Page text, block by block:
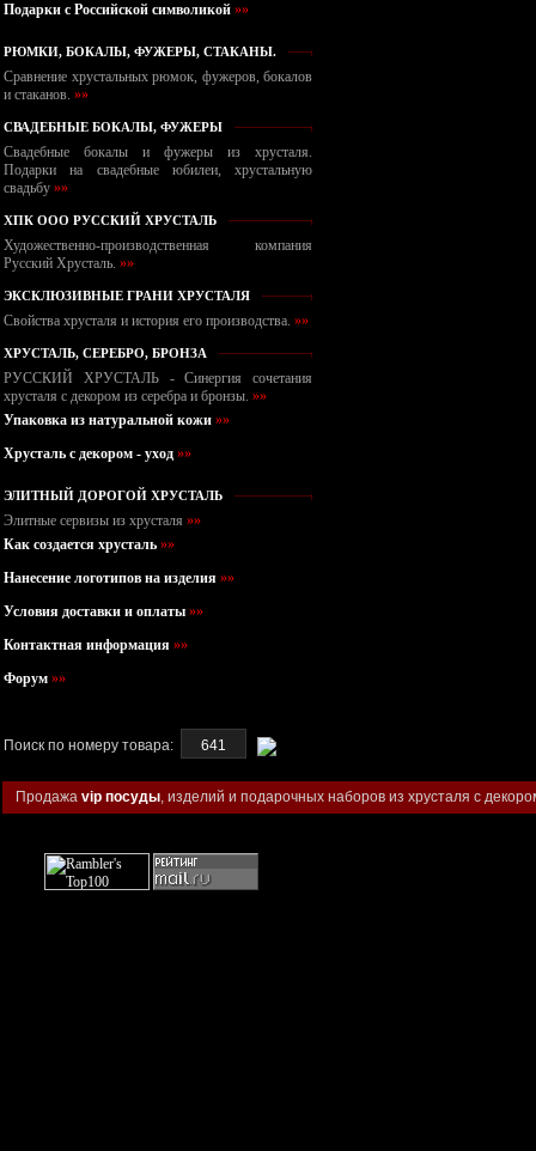
Подарки с Российской символикой »»
РЮМКИ, БОКАЛЫ, ФУЖЕРЫ, СТАКАНЫ.
Сравнение хрустальных рюмок, фужеров, бокалов
и стаканов. »»
СВАДЕБНЫЕ БОКАЛЫ, ФУЖЕРЫ
Свадебные бокалы и фужеры из хрусталя.
Подарки на свадебные юбилеи, хрустальную
свадьбу »»
ХПК ООО РУССКИЙ ХРУСТАЛЬ
Художественно-производственная компания
Русский Хрусталь. »»
ЭКСКЛЮЗИВНЫЕ ГРАНИ ХРУСТАЛЯ
Свойства хрусталя и история его производства. »»
ХРУСТАЛЬ, СЕРЕБРО, БРОНЗА
РУССКИЙ ХРУСТАЛЬ - Синергия сочетания
хрусталя с декором из серебра и бронзы. »»
Упаковка из натуральной кожи »»
Хрусталь с декором - уход »»
ЭЛИТНЫЙ ДОРОГОЙ ХРУСТАЛЬ
Элитные сервизы из хрусталя »»
Как создается хрусталь »»
Нанесение логотипов на изделия »»
Условия доставки и оплаты »»
Контактная информация »»
Форум »»
Поиск по номеру товара:
Продажа vip посуды, изделий и подарочных наборов из хрусталя с